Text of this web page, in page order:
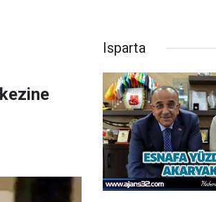
Isparta